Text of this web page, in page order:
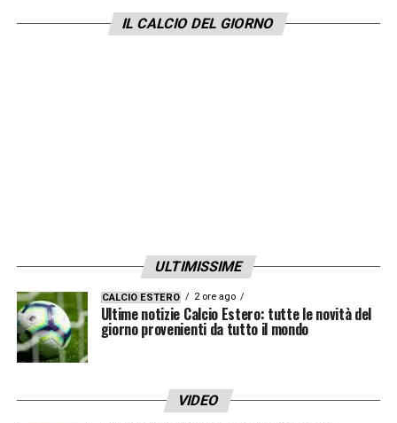
LA PLAYLIST DELLE NOSTRE TOP NEWS
IL CALCIO DEL GIORNO
ULTIMISSIME
CALCIO ESTERO 2 ore ago
Ultime notizie Calcio Estero: tutte le novità del
giorno provenienti da tutto il mondo
VIDEO